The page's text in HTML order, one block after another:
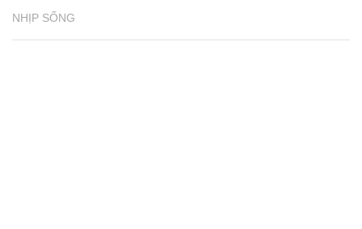
NHỊP SỐNG